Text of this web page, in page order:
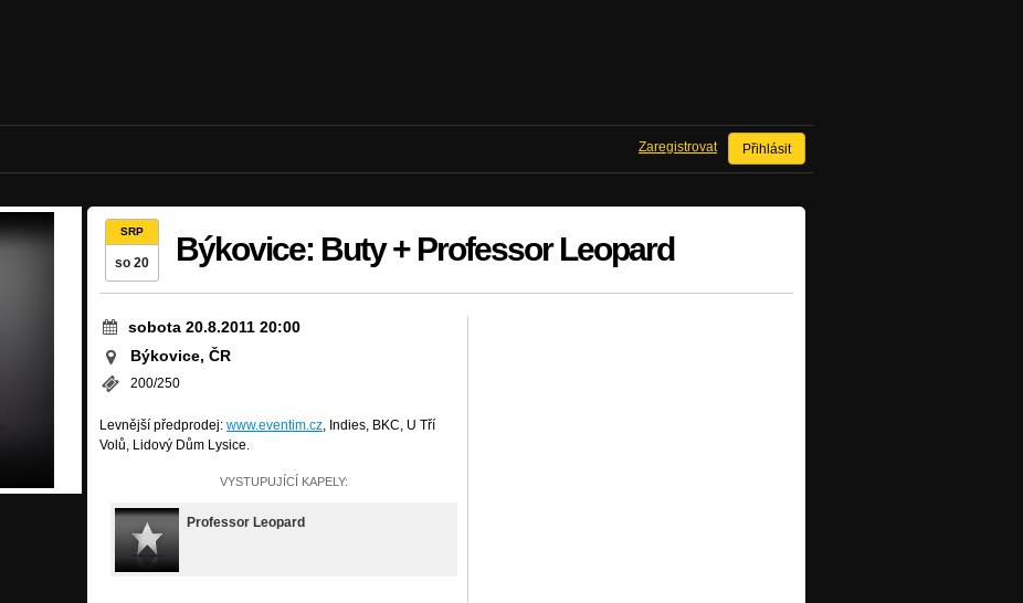
Přihlásit
Zaregistrovat
SRP
so 20 Býkovice: Buty + Professor Leopard
sobota 20.8.2011 20:00
Býkovice, ČR
200/250
Levnější předprodej: www.eventim.cz, Indies, BKC, U Tří
Volů, Lidový Dům Lysice.
VYSTUPUJÍCÍ KAPELY:
Professor Leopard